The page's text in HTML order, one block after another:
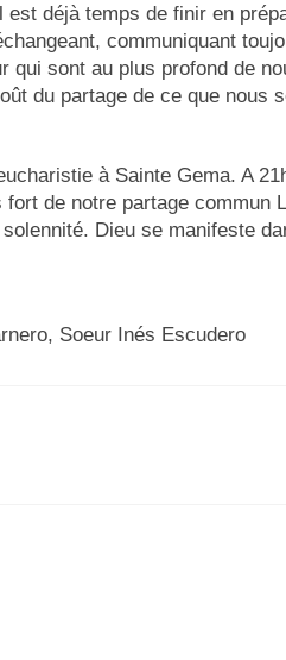
est déjà temps de finir en
communiquant
qui sont au plus profond de
du partage de ce que nous
à Sainte Gema. A
de notre partage commun
Dieu se manifeste
Soeur Inés Escudero